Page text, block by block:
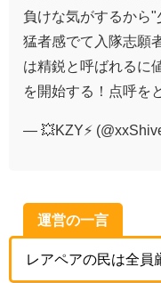
負けな気がするから"
猛者感でて入隊志願
は精鋭と呼ばれるに
を開始する！点呼を
— 💥KZY⚡️
運営の一言
レアペアの民は全員